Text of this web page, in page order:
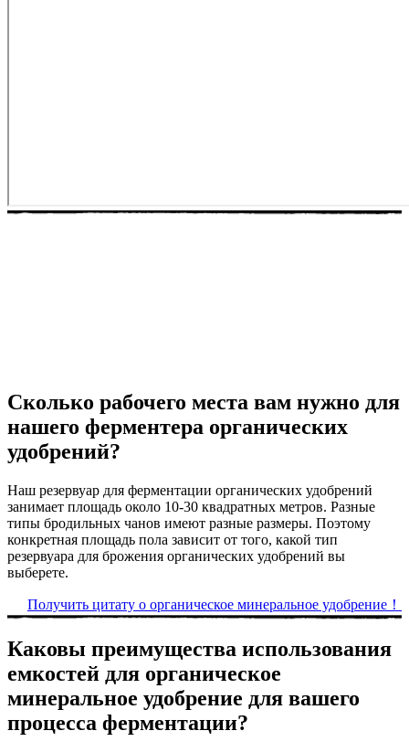
Сколько рабочего места вам нужно для
нашего ферментера органических
удобрений?
Наш резервуар для ферментации органических удобрений
занимает площадь около 10-30 квадратных метров. Разные
типы бродильных чанов имеют разные размеры. Поэтому
конкретная площадь пола зависит от того, какой тип
резервуара для брожения органических удобрений вы
выберете.
Получить цитату о органическое минеральное удобрение！
Каковы преимущества использования
емкостей для органическое
минеральное удобрение для вашего
процесса ферментации?